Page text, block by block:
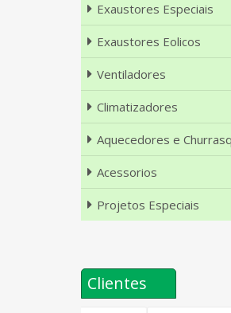
Exaustores Especiais
Exaustores Eolicos
Ventiladores
Climatizadores
Aquecedores e
Acessorios
Projetos Especiais
Clientes